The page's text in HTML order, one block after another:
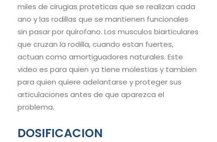
miles de cirugias proteticas que se realizan cada
ano y las rodillas que se mantienen funcionales
sin pasar por quirofano. Los musculos biarticulares
que cruzan la rodilla, cuando estan fuertes,
actuan como amortiguadores naturales. Este
video es para quien ya tiene molestias y tambien
para quien quiere adelantarse y proteger sus
articulaciones antes de que aparezca el
problema.
DOSIFICACION